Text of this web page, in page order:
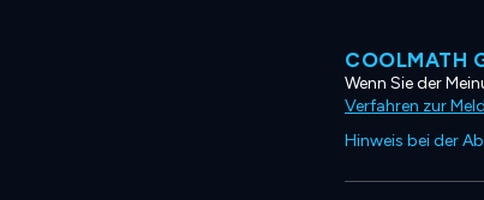
COOLMATH
Wenn Sie der
Verfahren zur
Hinweis bei der